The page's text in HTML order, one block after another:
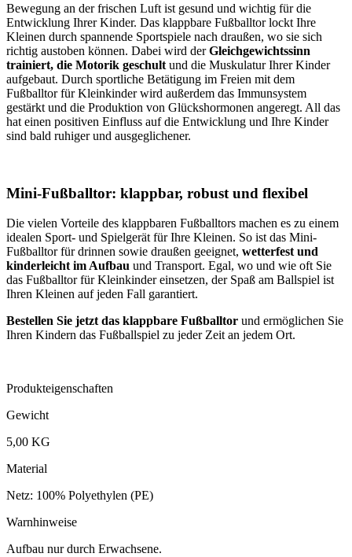
Bewegung an der frischen Luft ist gesund und wichtig für die
Entwicklung Ihrer Kinder. Das klappbare Fußballtor lockt Ihre
Kleinen durch spannende Sportspiele nach draußen, wo sie sich
richtig austoben können. Dabei wird derGleichgewichtssinn
trainiert, die Motorik geschult und die Muskulatur Ihrer Kinder
aufgebaut. Durch sportliche Betätigung im Freien mit dem
Fußballtor für Kleinkinder wird außerdem das Immunsystem
gestärkt und die Produktion von Glückshormonen angeregt. All das
hat einen positiven Einfluss auf die Entwicklung und Ihre Kinder
sind bald ruhiger und ausgeglichener.
Mini-Fußballtor: klappbar, robust und flexibel
Die vielen Vorteile des klappbaren Fußballtors machen es zu einem
idealen Sport- und Spielgerät für Ihre Kleinen. So ist das Mini-
Fußballtor für drinnen sowie draußen geeignet, wetterfest und
kinderleicht im Aufbau und Transport. Egal, wo und wie oft Sie
das Fußballtor für Kleinkinder einsetzen, der Spaß am Ballspiel ist
Ihren Kleinen auf jeden Fall garantiert.
Bestellen Sie jetzt das klappbare Fußballtor und ermöglichen Sie
Ihren Kindern das Fußballspiel zu jeder Zeit an jedem Ort.
Produkteigenschaften
Gewicht
5,00 KG
Material
Netz: 100% Polyethylen (PE)
Warnhinweise
Aufbau nur durch Erwachsene.